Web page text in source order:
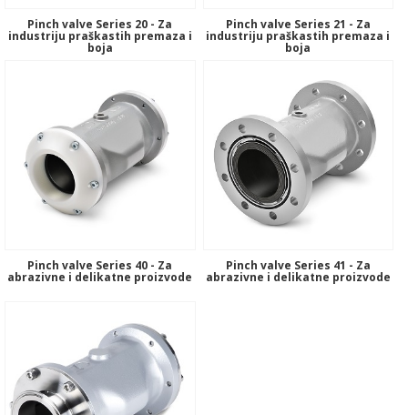
Pinch valve Series 20 - Za
industriju praškastih premaza i
boja
Pinch valve Series 21 - Za
industriju praškastih premaza i
boja
Pinch valve Series 40 - Za
abrazivne i delikatne proizvode
Pinch valve Series 41 - Za
abrazivne i delikatne proizvode